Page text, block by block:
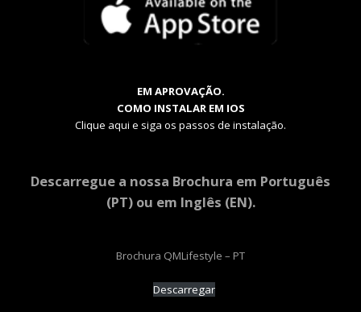
EM APROVAÇÃO.
COMO INSTALAR EM IOS
Clique aqui e siga os passos de instalação.
Descarregue a nossa Brochura em Português
(PT) ou em Inglês (EN).
Brochura QMLifestyle – PT
Descarregar